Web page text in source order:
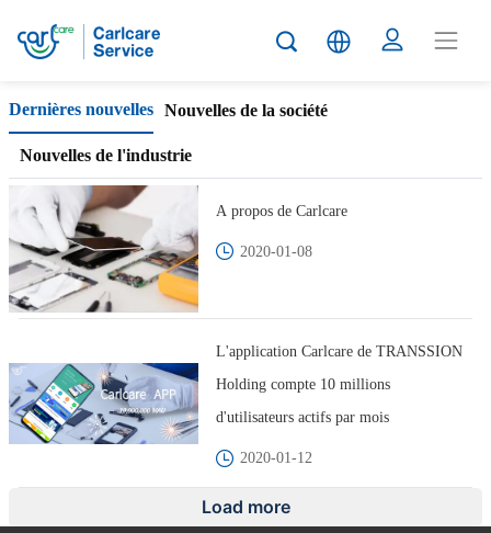
Carlcare
News
Dernières nouvelles Nouvelles de la société
Nouvelles de l'industrie
A propos de Carlcare
2020-01-08
L'application Carlcare de TRANSSION
Holding compte 10 millions
d'utilisateurs actifs par mois
2020-01-12
Load more